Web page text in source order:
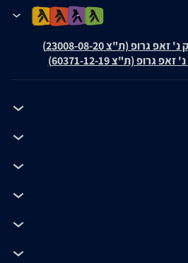
(ת"צ 23008-08-20)
(ת"צ 60371-12-19)